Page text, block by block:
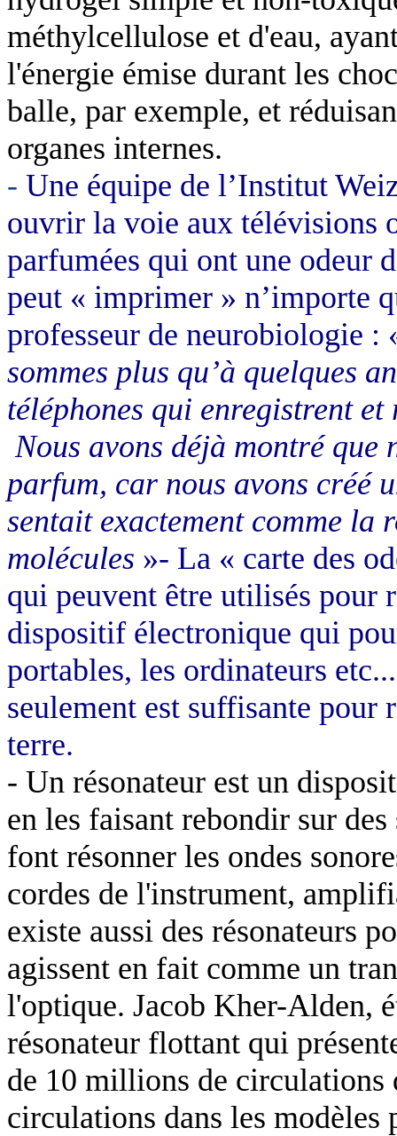
méthylcellulose et d'eau,
l'énergie émise durant les
balle, par exemple, et
organes internes.
- Une équipe de l’Institut
ouvrir la voie aux télévisions
parfumées qui ont une odeur
peut « imprimer » n’importe
professeur de neurobiologie :
sommes plus qu’à quelques
téléphones qui enregistrent
Nous avons déjà montré que
parfum, car nous avons créé
sentait exactement comme la
molécules »- La « carte des
qui peuvent être utilisés pour
dispositif électronique qui
portables, les ordinateurs
seulement est suffisante pour
terre.
- Un résonateur est un
en les faisant rebondir sur
font résonner les ondes
cordes de l'instrument,
existe aussi des résonateurs
agissent en fait comme un
l'optique. Jacob Kher-Alden,
résonateur flottant qui
de 10 millions de
circulations dans les modèles